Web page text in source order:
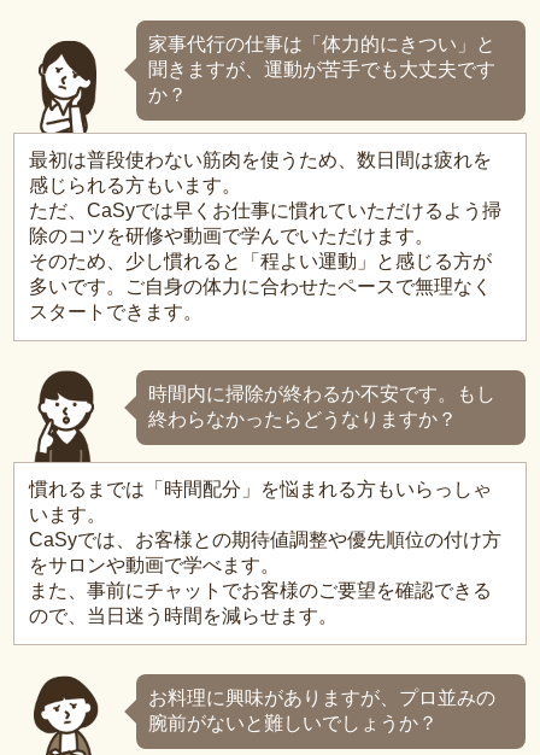
家事代行の仕事は「体力的にきつい」と
聞きますが、運動が苦手でも大丈夫です
か？
最初は普段使わない筋肉を使うため、数日間は疲れを
感じられる方もいます。
ただ、CaSyでは早くお仕事に慣れていただけるよう掃
除のコツを研修や動画で学んでいただけます。
そのため、少し慣れると「程よい運動」と感じる方が
多いです。ご自身の体力に合わせたペースで無理なく
スタートできます。
時間内に掃除が終わるか不安です。もし
終わらなかったらどうなりますか？
慣れるまでは「時間配分」を悩まれる方もいらっしゃ
います。
CaSyでは、お客様との期待値調整や優先順位の付け方
をサロンや動画で学べます。
また、事前にチャットでお客様のご要望を確認できる
ので、当日迷う時間を減らせます。
お料理に興味がありますが、プロ並みの
腕前がないと難しいでしょうか？